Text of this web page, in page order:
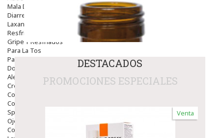
Mala Digestion
Diarrea / Estreñimiento / Vómitos
Laxantes
Resfriados
Gripe Y Resfriados
Para La Tos
Para Descongestionar La Nariz
Dolor De Garganta
Alergias Y Picaduras
Cremas
Comprimidos
Colirios
Sprays
Ojos Y Oidos
Congestión
DESTACADOS
PROMOCIONES ESPECIALES
Venta